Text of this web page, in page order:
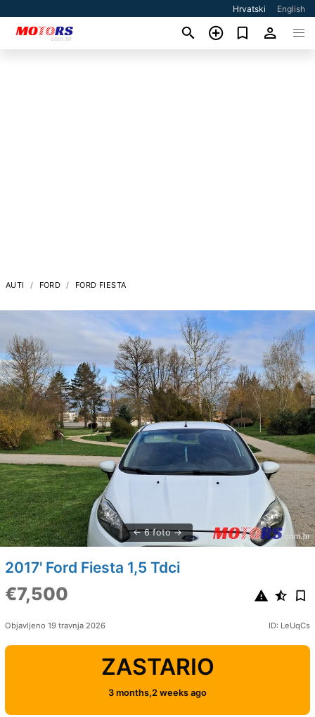
Hrvatski English
AUTI FORD FORD FIESTA
6 foto
2017' Ford Fiesta 1,5 Tdci
€7,500
Objavljeno 19 travnja 2026 ID: LeUqCs
ZASTARIO
3 months,2 weeks ago